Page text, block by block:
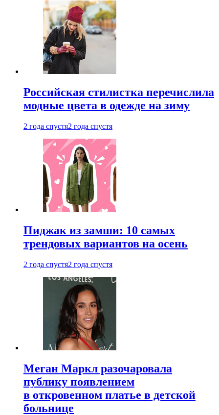
Российская стилистка перечислила
модные цвета в одежде на зиму
2 года спустя2 года спустя
Пиджак из замши: 10 самых
трендовых вариантов на осень
2 года спустя2 года спустя
Меган Маркл разочаровала
публику появлением
в откровенном платье в детской
больнице